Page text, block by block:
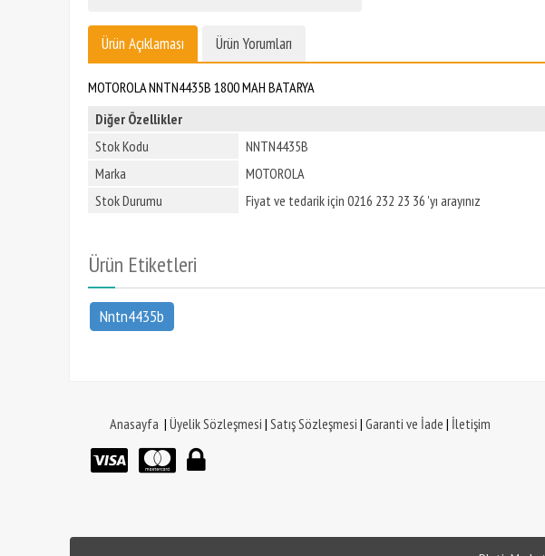
Ürün Açıklaması Ürün Yorumları
MOTOROLA NNTN4435B 1800 MAH BATARYA
Diğer Özellikler
Stok Kodu
NNTN4435B
Marka
MOTOROLA
Stok Durumu
Fiyat ve tedarik için 0216 232 23 36 'yı arayınız
Ürün Etiketleri
Nntn4435b
Anasayfa | Üyelik Sözleşmesi | Satış Sözleşmesi | Garanti ve İade | İletişim